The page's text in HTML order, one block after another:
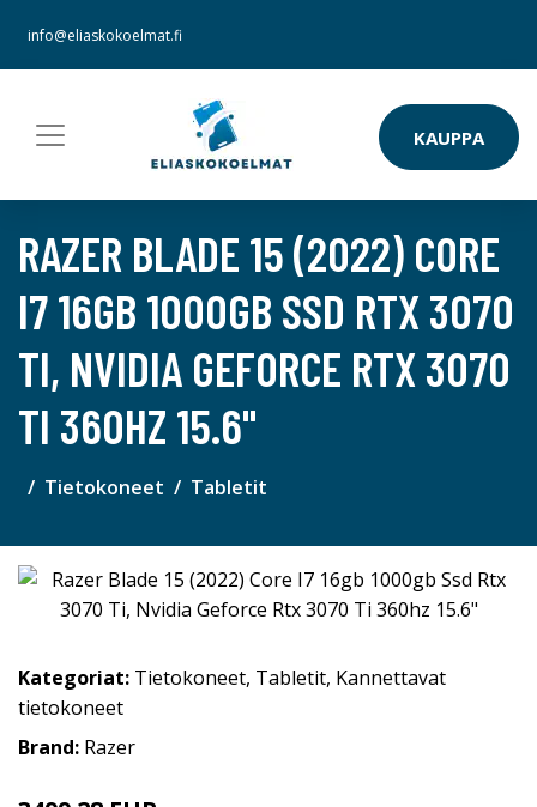
info@eliaskokoelmat.fi
KAUPPA
RAZER BLADE 15 (2022) CORE
I7 16GB 1000GB SSD RTX 3070
TI, NVIDIA GEFORCE RTX 3070
TI 360HZ 15.6"
Tietokoneet Tabletit
Kategoriat: Tietokoneet, Tabletit, Kannettavat
tietokoneet
Brand: Razer